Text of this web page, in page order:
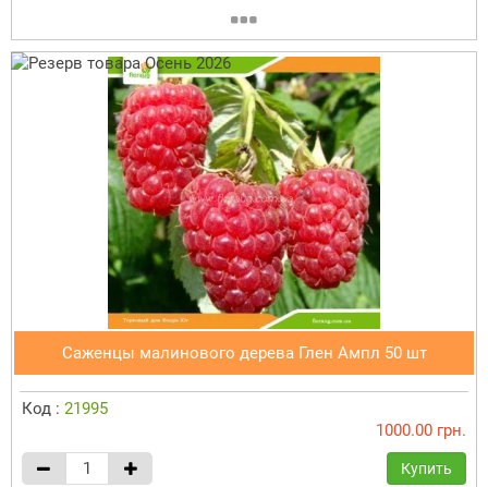
Саженцы малинового дерева Глен Ампл 50 шт
Код : 21995
1000.00 грн.
Купить